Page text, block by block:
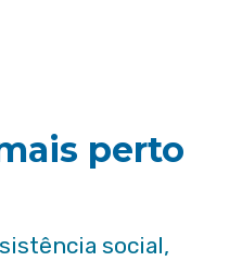
perto
social,